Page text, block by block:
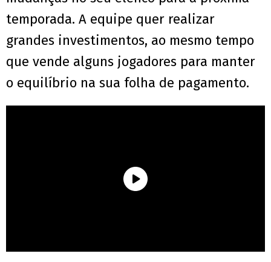
temporada. A equipe quer realizar
grandes investimentos, ao mesmo tempo
que vende alguns jogadores para manter
o equilíbrio na sua folha de pagamento.